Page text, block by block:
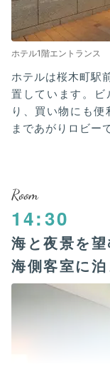
ホテル1階エントランス
ホテルは桜木町駅
置しています。ビ
り、買い物にも
まであがりロビー
Room
14:30
海と夜景を望
海側客室に泊